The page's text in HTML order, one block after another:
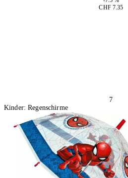
CHF 7.35
7
Kinder: Regenschirme